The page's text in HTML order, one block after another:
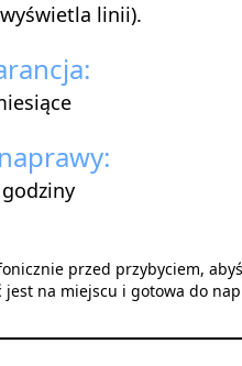
linii).
przed przybyciem,
na miejscu i gotowa do